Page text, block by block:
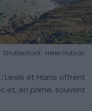
Shutterstock : Helen Hotson
Lewis et Harris offrent
et, en prime, souvent